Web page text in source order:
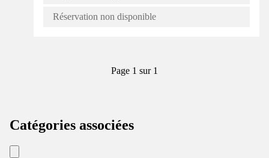
Réservation non disponible
Page 1 sur 1
Catégories associées